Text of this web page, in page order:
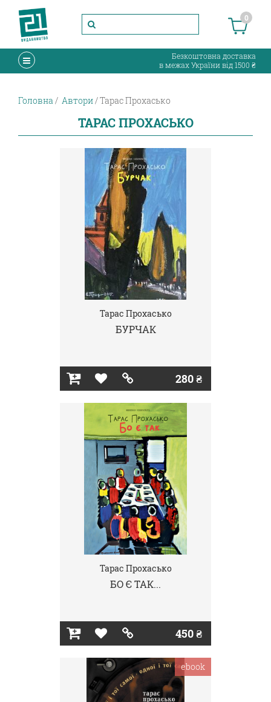
0
Безкоштовна доставка
в межах України від 1500 ₴
Головна Автори Тарас Прохасько
ТАРАС ПРОХАСЬКО
Тарас Прохасько
БУРЧАК
280 ₴
Тарас Прохасько
БО Є ТАК...
450 ₴
ebook